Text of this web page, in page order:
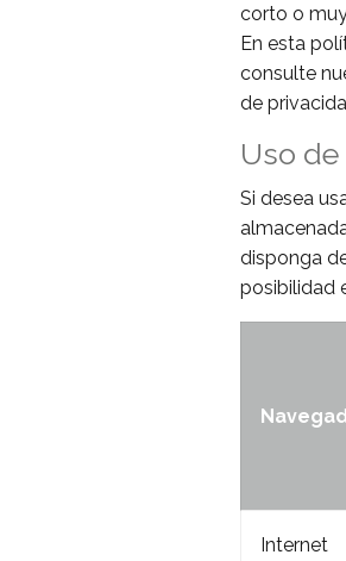
corto o
En esta
consulte
de
Uso
Si desea
disponga
posibilidad
Internet